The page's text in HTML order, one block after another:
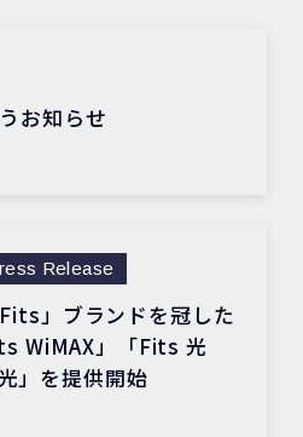
お知らせ
Release
」ブランドを冠した
WiMAX」「Fits 光
」を提供開始